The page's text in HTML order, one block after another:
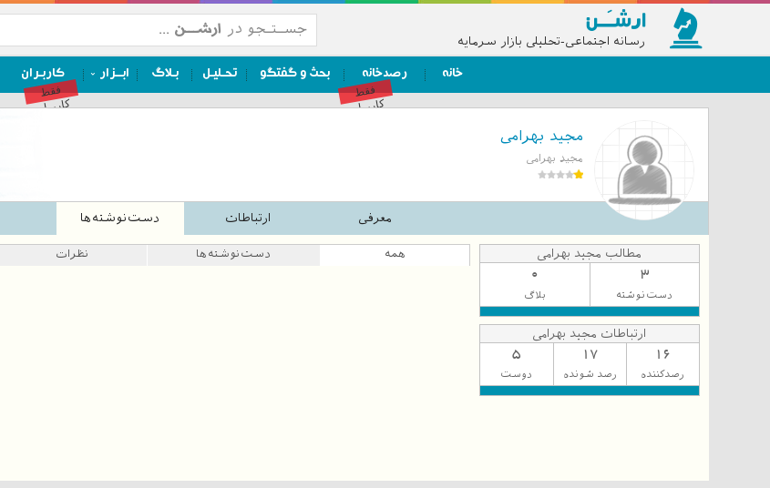
رسانه اجتماعی-تحلیلی بازار سرمایه
خانه رصدخانه
فقط
کاربران
بحث و گفتگو تحـلیـل بـلاگ ابــزار کاربـران
فقط
کاربران
مجید بهرامی
مجید بهرامی
معرفی ارتباطات دست‌نوشته‌ها
مطالب مجید بهرامی
3
دست‌نوشته
0
بلاگ
ارتباطات مجید بهرامی
16
رصدکننده
17
رصد شونده
5
دوست
همه دست‌نوشته‌ها نظرات